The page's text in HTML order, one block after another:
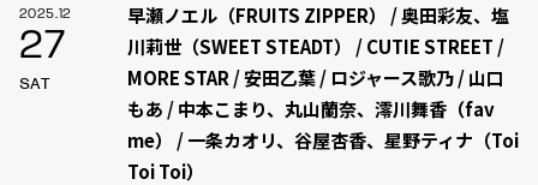
2025.12
27
SAT
早瀬ノエル（FRUITS ZIPPER） / 奥田彩友、塩
川莉世（SWEET STEADT） / CUTIE STREET /
MORE STAR / 安田乙葉 / ロジャース歌乃 / 山口
もあ / 中本こまり、丸山蘭奈、澪川舞香（fav
me） / 一条カオリ、谷屋杏香、星野ティナ（Toi
Toi Toi）